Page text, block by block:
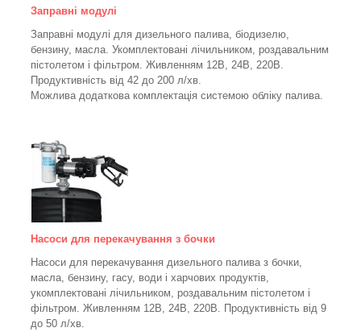
Заправні модулі
Заправні модулі для дизельного палива, біодизелю,
бензину, масла. Укомплектовані лічильником, роздавальним
пістолетом і фільтром. Живленням 12В, 24В, 220В.
Продуктивність від 42 до 200 л/хв.
Можлива додаткова комплектація системою обліку палива.
Насоси для перекачування з бочки
Насоси для перекачування дизельного палива з бочки,
масла, бензину, гасу, води і харчових продуктів,
укомплектовані лічильником, роздавальним пістолетом і
фільтром. Живленням 12В, 24В, 220В. Продуктивність від 9
до 50 л/хв.